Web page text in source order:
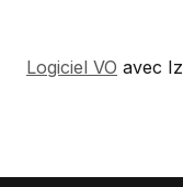
Logiciel VO avec